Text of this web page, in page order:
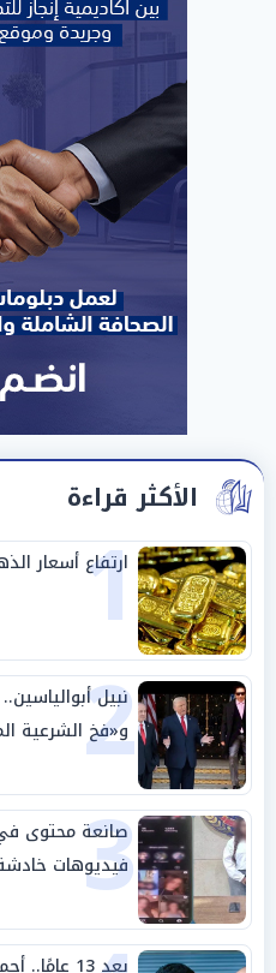
الأكثر قراءة
1
ارتفاع أسعار
2
نبيل
و«فخ الشرعية
وحليفه في
3
صانعة محتوى
فيديوهات
بعد 13